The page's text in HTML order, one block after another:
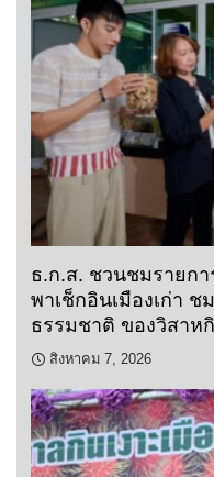
ธ.ก.ส. ชวนชมรายก
พาเช็กอินเมืองเก่า
ธรรมชาติ ของวิสา
สิงหาคม 7, 2026